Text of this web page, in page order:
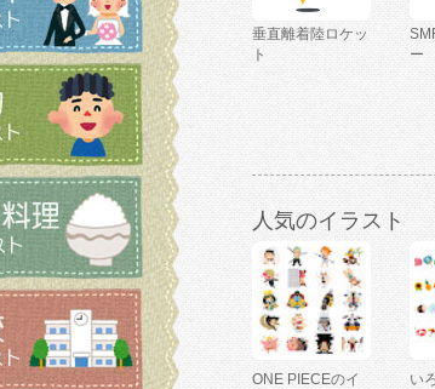
垂直離着陸ロケッ
ト
ー
人気のイラスト
ONE PIECEのイ
い